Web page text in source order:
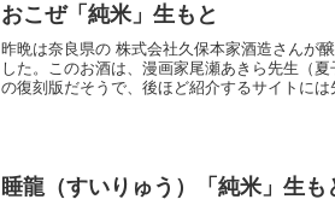
おこぜ「純米」生もと
昨晩は奈良県の 株式会社久保本家酒造さんが
した。このお酒は、漫画家尾瀬あきら先生（
の復刻版だそうで、後ほど紹介するサイトには
睡龍（すいりゅう）「純米」生も